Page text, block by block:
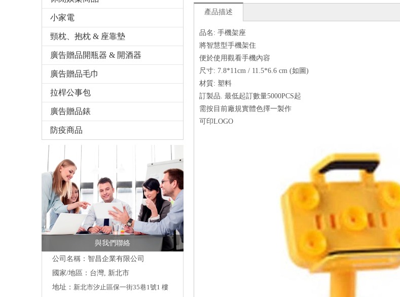
小家電
頸枕、抱枕 & 座靠墊
廣告贈品開瓶器 & 開酒器
廣告贈品毛巾
拉桿公事包
廣告贈品錶
防疫商品
與我們聯絡
公司名稱：智昌企業有限公司
國家/地區：台灣, 新北市
地址： 新北市汐止區保一街35巷1號1 樓
產品描述
品名: 手機架座
將智慧型手機架住
便於使用觀看手機內容
尺寸: 7.8*11cm / 11.5*6.6 cm (如圖)
材質: 塑料
訂製品. 最低起訂數量5000PCS起
需按目前廠規實體色擇一製作
可印LOGO